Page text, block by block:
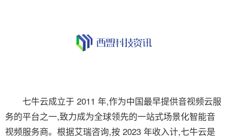
七牛云成立于 2011 年,作为中国最早提供音视频云服
务的平台之一,致力成为全球领先的一站式场景化智能音
视频服务商。根据艾瑞咨询,按 2023 年收入计,七牛云是